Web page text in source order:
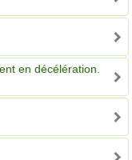
en décélération.